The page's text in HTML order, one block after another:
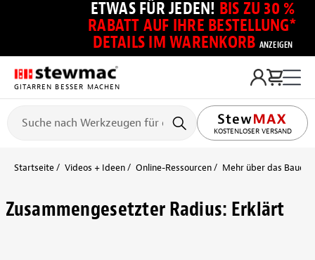
ETWAS FÜR JEDEN! BIS ZU 30 %
RABATT AUF IHRE BESTELLUNG*
DETAILS IM WARENKORB ANZEIGEN
GITARREN BESSER MACHEN
KOSTENLOSER VERSAND
Startseite Videos + Ideen Online-Ressourcen Mehr über das Bauen
Zusammengesetzter Radius: Erklärt